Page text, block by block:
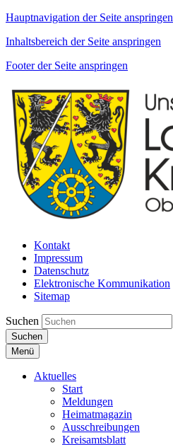
Hauptnavigation der Seite anspringen
Inhaltsbereich der Seite anspringen
Footer der Seite anspringen
Kontakt
Impressum
Datenschutz
Elektronische Kommunikation
Sitemap
Suchen
Suchen
Menü
Aktuelles
Start
Meldungen
Heimatmagazin
Ausschreibungen
Kreisamtsblatt